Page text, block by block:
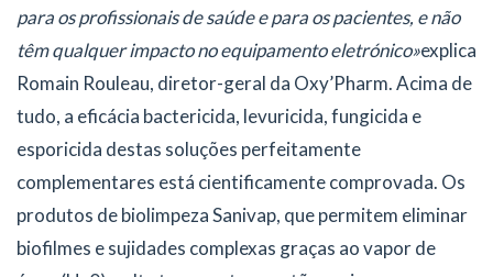
para os profissionais de saúde e para os pacientes, e não
têm qualquer impacto no equipamento eletrónico»explica
Romain Rouleau, diretor-geral da Oxy’Pharm. Acima de
tudo, a eficácia bactericida, levuricida, fungicida e
esporicida destas soluções perfeitamente
complementares está cientificamente comprovada. Os
produtos de biolimpeza Sanivap, que permitem eliminar
biofilmes e sujidades complexas graças ao vapor de